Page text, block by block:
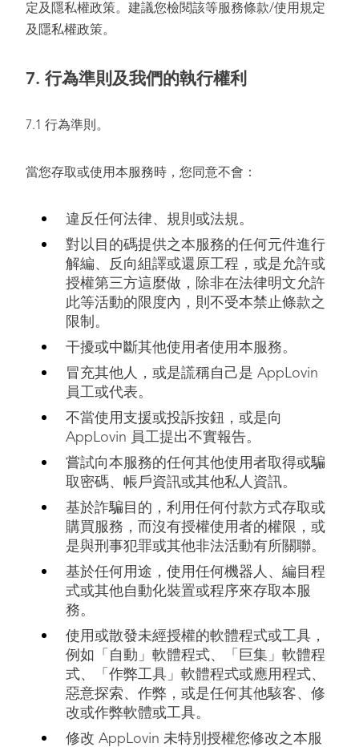
定及隱私權政策。建議您檢閱該等服務條款/使用規定
及隱私權政策。
7. 行為準則及我們的執行權利
7.1 行為準則。
當您存取或使用本服務時，您同意不會：
違反任何法律、規則或法規。
對以目的碼提供之本服務的任何元件進行
解編、反向組譯或還原工程，或是允許或
授權第三方這麼做，除非在法律明文允許
此等活動的限度內，則不受本禁止條款之
限制。
干擾或中斷其他使用者使用本服務。
冒充其他人，或是謊稱自己是 AppLovin
員工或代表。
不當使用支援或投訴按鈕，或是向
AppLovin 員工提出不實報告。
嘗試向本服務的任何其他使用者取得或騙
取密碼、帳戶資訊或其他私人資訊。
基於詐騙目的，利用任何付款方式存取或
購買服務，而沒有授權使用者的權限，或
是與刑事犯罪或其他非法活動有所關聯。
基於任何用途，使用任何機器人、編目程
式或其他自動化裝置或程序來存取本服
務。
使用或散發未經授權的軟體程式或工具，
例如「自動」軟體程式、「巨集」軟體程
式、「作弊工具」軟體程式或應用程式、
惡意探索、作弊，或是任何其他駭客、修
改或作弊軟體或工具。
修改 AppLovin 未特別授權您修改之本服